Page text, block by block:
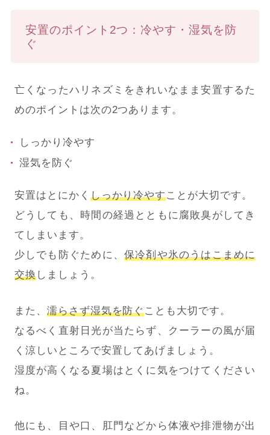
安置のポイント2つ：冷やす・湿気を防
ぐ
亡くなったハリネズミをきれいなまま安置するた
めのポイントは次の2つあります。
しっかり冷やす
湿気を防ぐ
安置はとにかく しっかり冷やすことが大切です。
どうしても、時間の経過とともに腐敗臭がしてき
てしまいます。
少しでも防ぐために、 保冷剤や氷のうはこまめに
交換しましょう。
また、 濡らさず湿気を防ぐことも大切です。
なるべく直射日光が当たらず、クーラーの風が届
く涼しいところで安置してあげましょう。
湿度が高くなる夏場はとくに気をつけてください
ね。
他にも、目や口、肛門などから体液や排泄物が出